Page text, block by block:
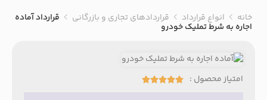
خانه انواع قرارداد قراردادهای تجاری و بازرگانی قرارداد آماده
اجاره به شرط تملیک خودرو
امتیاز محصول : 



